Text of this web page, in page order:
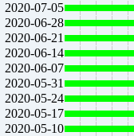
2020-07-05
2020-06-28
2020-06-21
2020-06-14
2020-06-07
2020-05-31
2020-05-24
2020-05-17
2020-05-10